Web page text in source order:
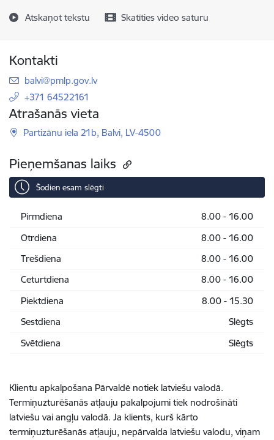
Atskaņot tekstu Skatīties video saturu
Kontakti
E-pasts:
balvi@pmlp.gov.lv
+371 64522161
Atrašanās vieta
Partizānu iela 21b, Balvi, LV-4500
Pieņemšanas laiks
Šodien esam slēgti
Pirmdiena
8.00 - 16.00
Otrdiena
8.00 - 16.00
Trešdiena
8.00 - 16.00
Ceturtdiena
8.00 - 16.00
Piektdiena
8.00 - 15.30
Sestdiena
Slēgts
Svētdiena
Slēgts
Klientu apkalpošana Pārvaldē notiek latviešu valodā.
Termiņuzturēšanās atļauju pakalpojumi tiek nodrošināti
latviešu vai angļu valodā. Ja klients, kurš kārto
termiņuzturēšanās atļauju, nepārvalda latviešu valodu, viņam